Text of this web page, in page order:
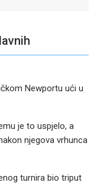
Newportu ući u
je to uspjelo, a
njegova vrhunca
turnira bio triput